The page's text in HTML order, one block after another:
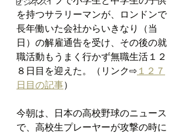
を持つサラリーマンが、ロンドンで
長年働いた会社からいきなり（当
日）の解雇通告を受け、その後の就
職活動もうまく行かず無職生活１２
８日目を迎えた。（リンク⇨１２７
日目の記事）
今朝は、日本の高校野球のニュース
で、高校生プレーヤーが攻撃の時に